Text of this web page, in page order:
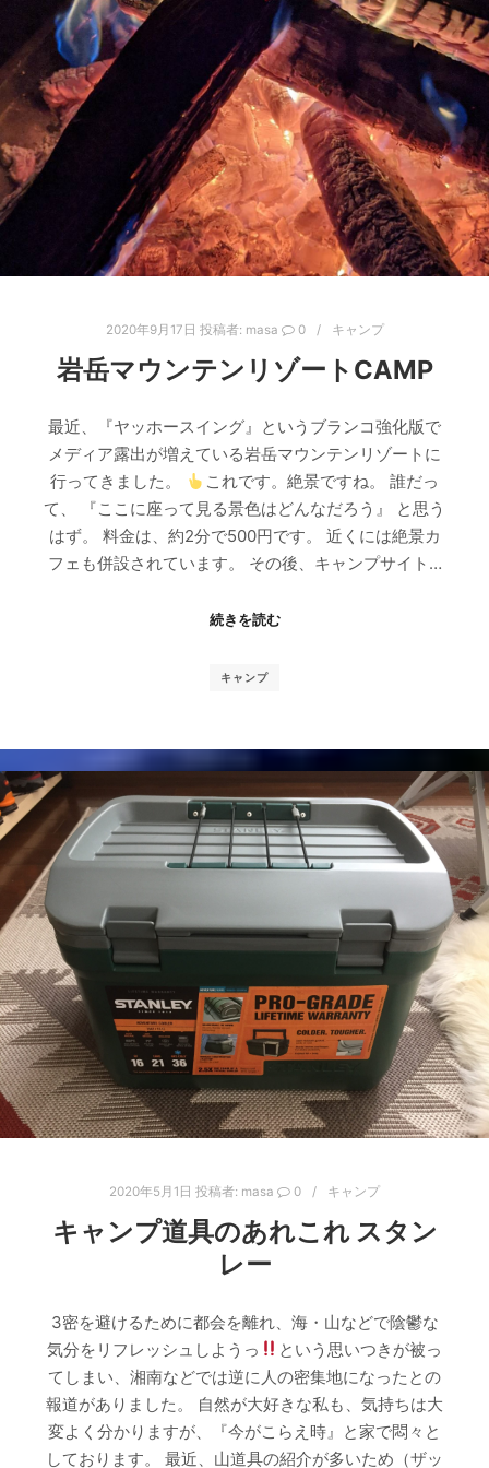
2020年9月17日 投稿者: masa 0 キャンプ
岩岳マウンテンリゾートCAMP
最近、『ヤッホースイング』というブランコ強化版で
メディア露出が増えている岩岳マウンテンリゾートに
行ってきました。
これです。絶景ですね。 誰だっ
て、 『ここに座って見る景色はどんなだろう』 と思う
はず。 料金は、約2分で500円です。 近くには絶景カ
フェも併設されています。 その後、キャンプサイト…
続きを読む
キャンプ
2020年5月1日 投稿者: masa 0 キャンプ
キャンプ道具のあれこれ スタン
レー
3密を避けるために都会を離れ、海・山などで陰鬱な
気分をリフレッシュしようっ
という思いつきが被っ
てしまい、湘南などでは逆に人の密集地になったとの
報道がありました。 自然が大好きな私も、気持ちは大
変よく分かりますが、『今がこらえ時』と家で悶々と
しております。 最近、山道具の紹介が多いため（ザッ